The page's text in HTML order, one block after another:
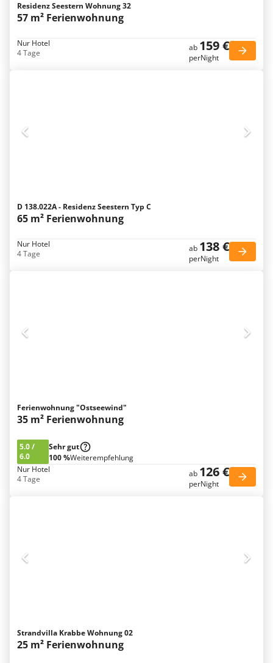
Residenz Seestern Wohnung 32
57 m² Ferienwohnung
Nur Hotel
4 Tage
ab 159 €
perNight
D 138.022A - Residenz Seestern Typ C
65 m² Ferienwohnung
Nur Hotel
4 Tage
ab 138 €
perNight
Ferienwohnung "Ostseewind"
35 m² Ferienwohnung
5.0/
6.0
Sehr gut
100 %Weiterempfehlung
Nur Hotel
4 Tage
ab 126 €
perNight
Strandvilla Krabbe Wohnung 02
25 m² Ferienwohnung